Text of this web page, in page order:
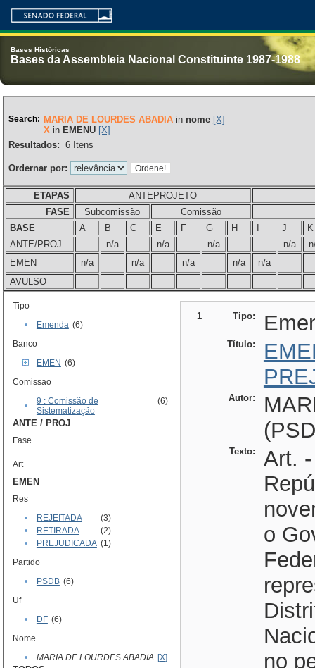
Bases Históricas
Bases da Assembleia Nacional Constituinte 1987-1988
Search: MARIA DE LOURDES ABADIAin nome [X]
Xin EMENU [X]
Resultados: 6Itens
Ordernar por:
ETAPAS
ANTEPROJETO
FASE
Subcomissão
Comissão
BASE
A B C E F G H J
K
ANTE/PROJ
n/a n/a n/a n/a
EMEN
n/a n/a n/a n/a
n/a
AVULSO
Tipo
•
Emenda (6)
Banco
EMEN (6)
Comissao
•
9 : Comissão de
Sistematização
(6)
ANTE / PROJ
Fase
Art
EMEN
Res
•
REJEITADA
(3)
•
RETIRADA
(2)
•
PREJUDICADA (1)
Partido
•
PSDB (6)
Uf
•
DF (6)
Nome
•
MARIA DE LOURDES ABADIA [X]
1 Tipo:
Título:
Autor:
Texto:
Art.
o
no